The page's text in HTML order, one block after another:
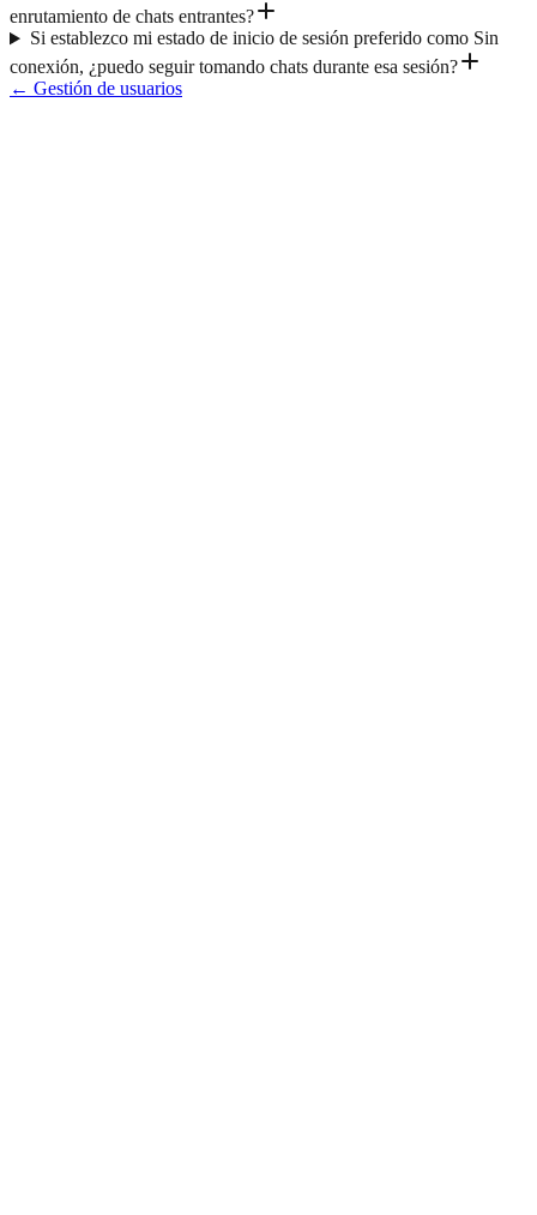
enrutamiento de chats entrantes?
Si establezco mi estado de inicio de sesión preferido como Sin
conexión, ¿puedo seguir tomando chats durante esa sesión?
← Gestión de usuarios